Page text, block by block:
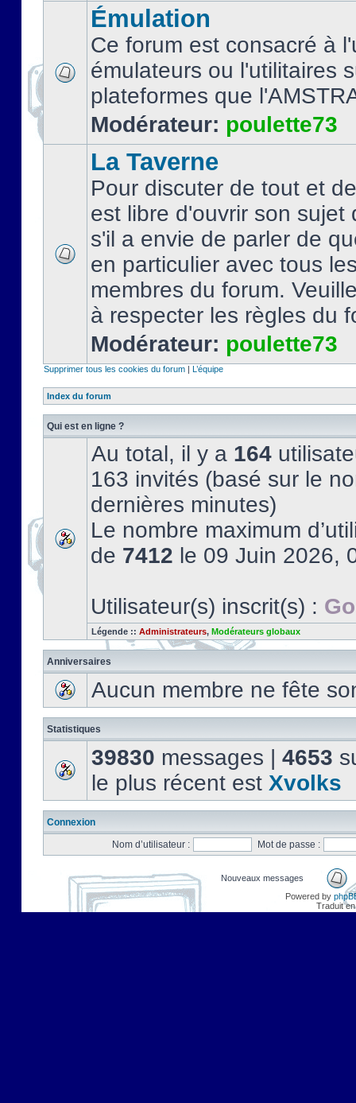
Émulation
Ce forum est consacré à
émulateurs ou l'utilitaires
plateformes que
Modérateur: poulette73
La Taverne
Pour discuter de tout et
est libre d'ouvrir son sujet
s'il a envie de parler de
en particulier avec tous
membres du forum.
à respecter les règles du
Modérateur: poulette73
Supprimer tous les cookies du forum | L’équipe
Index du forum
Qui est en ligne ?
Au total, il y a 164
163 invités (basé sur le
dernières minutes)
Le nombre maximum
de 7412 le 09 Juin 2026,
Utilisateur(s) inscrit(s) :
Légende :: Administrateurs, Modérateurs globaux
Anniversaires
Aucun membre ne fête
Statistiques
39830 messages | 4653
le plus récent est Xvolks
Connexion
Nom d’utilisateur :
Mot de passe :
Nouveaux messages
Powered by
Traduit